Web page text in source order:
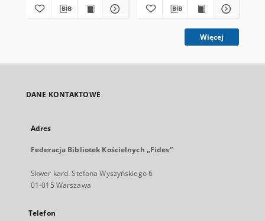
Więcej
DANE KONTAKTOWE
Adres
Federacja Bibliotek Kościelnych „Fides”
Skwer kard. Stefana Wyszyńskiego 6
01-015 Warszawa
Telefon